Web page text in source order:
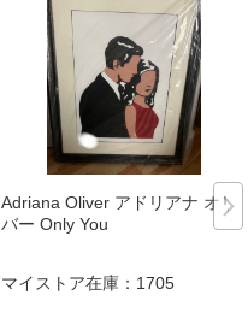
Adriana Oliver アドリアナ オリ
バー Only You
マイストア在庫： 1705